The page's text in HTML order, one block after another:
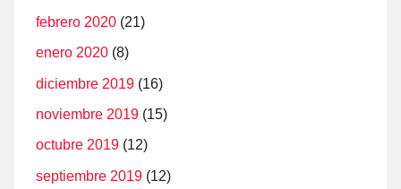
febrero 2020 (21)
enero 2020 (8)
diciembre 2019 (16)
noviembre 2019 (15)
octubre 2019 (12)
septiembre 2019 (12)